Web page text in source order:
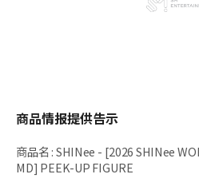
商品情报提供告示
商品名:SHINee - [2026 SHINee
MD] PEEK-UP FIGURE